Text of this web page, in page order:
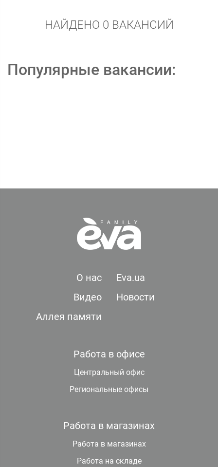
НАЙДЕНО 0 ВАКАНСИЙ
Популярные вакансии:
О нас
Eva.ua
Видео
Новости
Аллея памяти
Работа в офисе
Центральный офис
Региональные офисы
Работа в магазинах
Работа в магазинах
Работа на складе